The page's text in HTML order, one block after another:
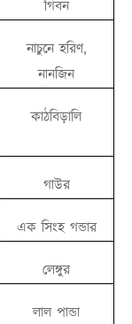
গিবন
নাচুনে হরিণ,
নানজিন
কাঠবিড়ালি
গাউর
এক সিংহ গন্ডার
লেঙ্গুর
লাল পান্ডা